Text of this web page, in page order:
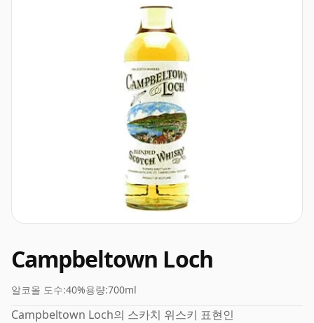
Campbeltown Loch
알코올 도수:40%용량:700ml
Campbeltown Loch의 스카치 위스키 표현인